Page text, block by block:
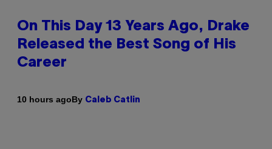
On This Day 13 Years Ago, Drake
Released the Best Song of His
Career
10 hours agoBy Caleb Catlin